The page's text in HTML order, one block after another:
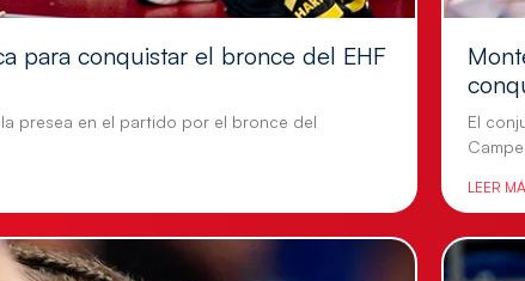
para conquistar el bronce del EHF
presea en el partido por el bronce del
El
LEER